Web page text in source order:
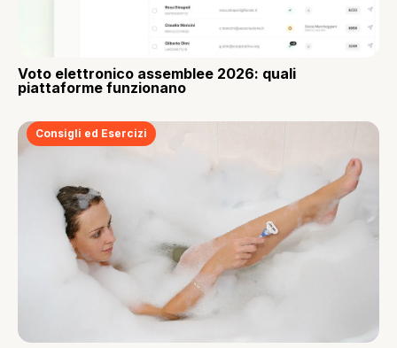
Voto elettronico assemblee 2026: quali
piattaforme funzionano
Consigli ed Esercizi